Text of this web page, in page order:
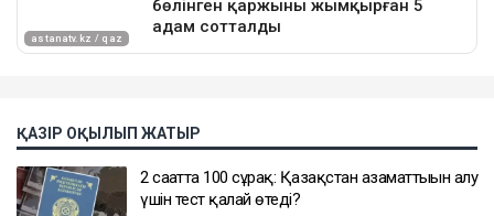
ҚАЗІР ОҚЫЛЫП ЖАТЫР
2 сағатта 100 сұрақ: Қазақстан азаматтығын алу
үшін тест қалай өтеді?